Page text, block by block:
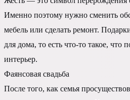
Именно поэтому нужно сменить
мебель или сделать ремонт.
для дома, то есть что-то такое, что
интерьер.
Фаянсовая свадьба
После того, как семья